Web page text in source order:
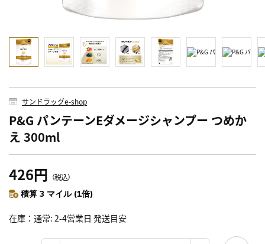
サンドラッグe-shop
P&G パンテーンEダメージシャンプー つめか
え 300ml
426円 （税込）
積算 3 マイル (1倍)
在庫 通常: 2-4営業日 発送目安